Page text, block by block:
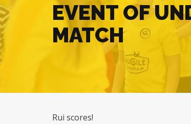
EVENT OF
MATCH
Rui scores!